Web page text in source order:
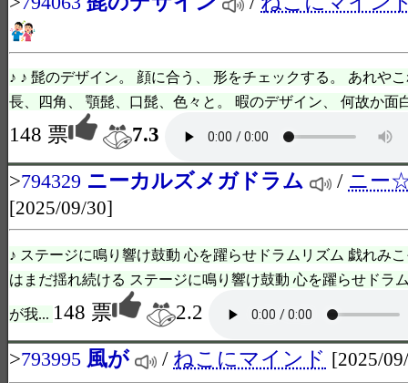
♪ ♪ 髭のデザイン。 顔に合う、 形をチェックする。 あれや
長、四角、 顎髭、口髭、色々と。 暇のデザイン、 何故か面
148 票
7.3
>794329 ニーカルズメガドラム / ニー
[2025/09/30]
♪ ステージに鳴り響け鼓動 心を躍らせドラムリズム 戯れみ
はまだ揺れ続ける ステージに鳴り響け鼓動 心を躍らせドラ
が我... 148 票
2.2
>793995 風が / ねこにマインド [2025/